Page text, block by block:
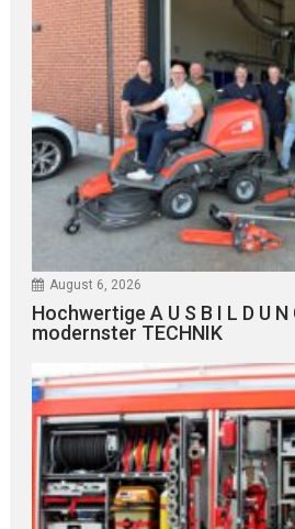
August 6, 2026
Hochwertige A U S B I L D U N
modernster TECHNIK